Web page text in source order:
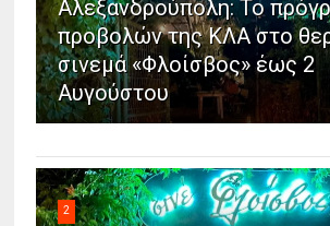
Αλεξανδρούπολη: Το
προβολών της ΚΛΑ στο
σινεμά «Φλοίσβος» έως 2
Αυγούστου
2